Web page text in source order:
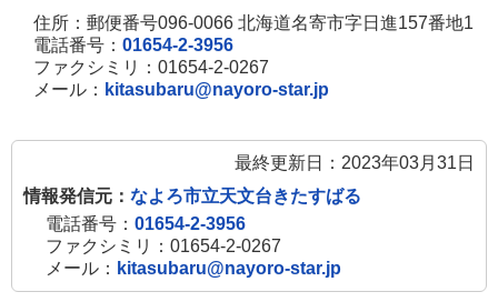
住所：郵便番号096-0066 北海道名寄市字日進157番地1
電話番号： 01654-2-3956
ファクシミリ：01654-2-0267
メール： kitasubaru@nayoro-star.jp
最終更新日：2023年03月31日
情報発信元： なよろ市立天文台きたすばる
電話番号： 01654-2-3956
ファクシミリ：01654-2-0267
メール： kitasubaru@nayoro-star.jp